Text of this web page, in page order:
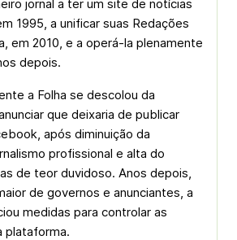
jornal a ter um site de notícias
1995, a unificar suas Redações
em 2010, e a operá-la plenamente
depois.
a Folha se descolou da
que deixaria de publicar
após diminuição da
profissional e alta do
de teor duvidoso. Anos depois,
de governos e anunciantes, a
medidas para controlar as
plataforma.